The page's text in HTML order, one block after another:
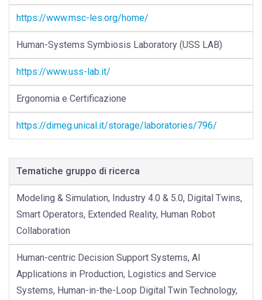
https://www.msc-les.org/home/
Human-Systems Symbiosis Laboratory (USS LAB)
https://www.uss-lab.it/
Ergonomia e Certificazione
https://dimeg.unical.it/storage/laboratories/796/
Tematiche gruppo di ricerca
Modeling & Simulation, Industry 4.0 & 5.0, Digital Twins,
Smart Operators, Extended Reality, Human Robot
Collaboration
Human-centric Decision Support Systems, AI
Applications in Production, Logistics and Service
Systems, Human-in-the-Loop Digital Twin Technology,